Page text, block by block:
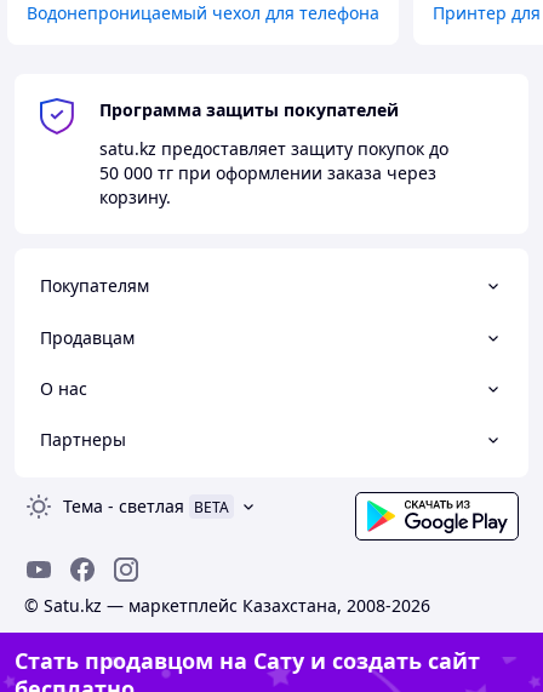
Водонепроницаемый чехол для телефона Принтер
Программа защиты покупателей
satu.kz предоставляет защиту покупок до
50 000 тг при оформлении заказа через
корзину.
Покупателям
Продавцам
О нас
Партнеры
Тема - светлая BETA
© Satu.kz — маркетплейс Казахстана, 2008-2026
Стать продавцом на Сату и создать сайт